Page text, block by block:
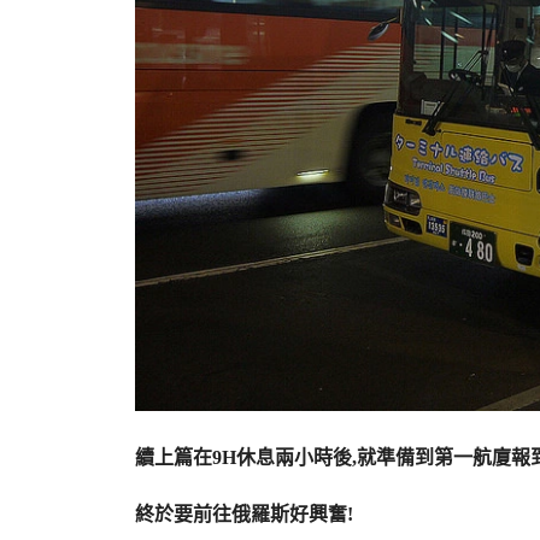
續上篇在9H休息兩小時後,就準備到第一航廈報
終於要前往俄羅斯好興奮!